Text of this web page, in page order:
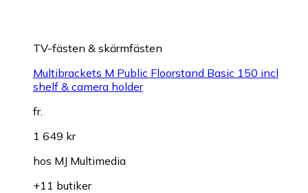
TV-fästen & skärmfästen
Multibrackets M Public Floorstand Basic 150 incl
shelf & camera holder
fr.
1 649 kr
hos MJ Multimedia
+11 butiker